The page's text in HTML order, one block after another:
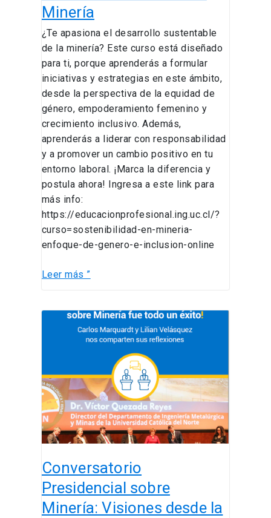
Minería
¿Te apasiona el desarrollo sustentable
de la minería? Este curso está diseñado
para ti, porque aprenderás a formular
iniciativas y estrategias en este ámbito,
desde la perspectiva de la equidad de
género, empoderamiento femenino y
crecimiento inclusivo. Además,
aprenderás a liderar con responsabilidad
y a promover un cambio positivo en tu
entorno laboral. ¡Marca la diferencia y
postula ahora! Ingresa a este link para
más info:
https://educacionprofesional.ing.uc.cl/?
curso=sostenibilidad-en-mineria-
enfoque-de-genero-e-inclusion-online
Leer más ”
Conversatorio
Presidencial sobre
Minería: Visiones desde la
Conversatorio
Presidencial
Visiones
desde
la
Academia